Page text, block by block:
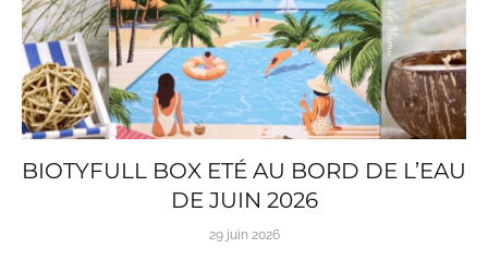
BIOTYFULL BOX ETÉ AU BORD DE L’EAU
DE JUIN 2026
29 juin 2026